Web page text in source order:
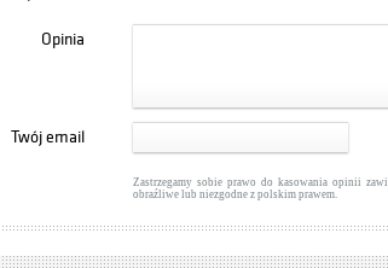
Opinia
Twój email
Zastrzegamy sobie prawo do kasowania opinii
obraźliwe lub niezgodne z polskim prawem.